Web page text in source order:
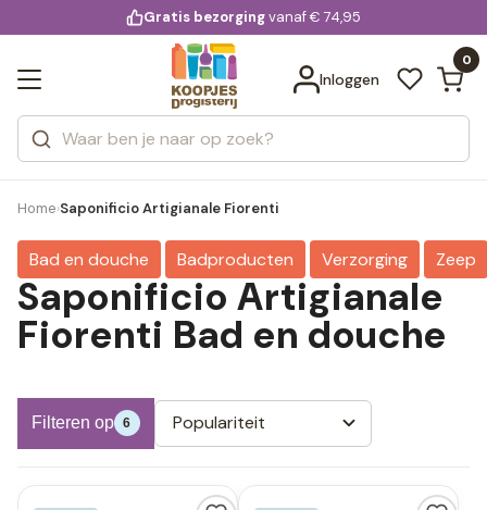
voor 20:00 uur besteld
Gratis bezorgingvanaf € 74,95
Inloggen
0
Zoeken
Categorieën
Merken
Bekijk alle resultaten
Home›Saponificio Artigianale Fiorenti
Bad en douche Badproducten Verzorging Zeep
Saponificio Artigianale
Fiorenti Bad en douche
Filteren op 6 Populariteit